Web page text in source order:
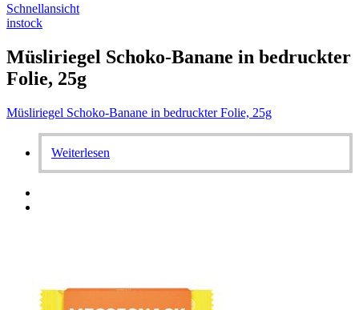
Schnellansicht
instock
Müsliriegel Schoko-Banane in bedruckter
Folie, 25g
Müsliriegel Schoko-Banane in bedruckter Folie, 25g
Weiterlesen